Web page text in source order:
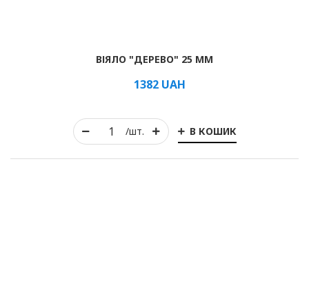
/шт. В КОШИК
ВІЯЛО "ДЕРЕВО" 25 ММ
1382UAH